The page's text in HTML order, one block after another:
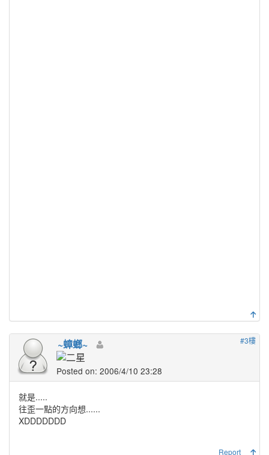
#3樓
~蟑螂~
Posted on: 2006/4/10 23:28
就是.....
往歪一點的方向想......
XDDDDDDD
Report